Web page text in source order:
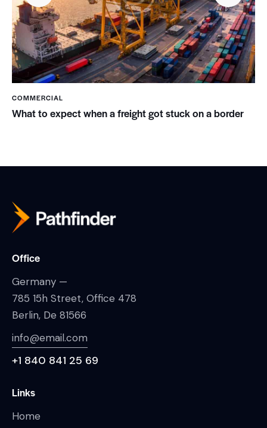
COMMERCIAL
What to expect when a freight got stuck on a border
Office
Germany —
785 15h Street, Office 478
Berlin, De 81566
info@email.com
+1 840 841 25 69
Links
Home